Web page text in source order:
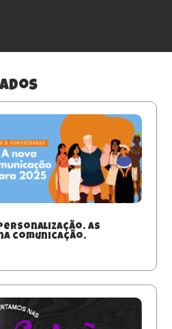
As
comunicação.